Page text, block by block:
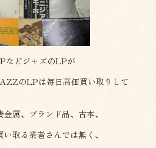
などジャズのLPが
のLPは毎日高価買い取りして
属、ブランド品、古本、
取る業者さんでは無く、